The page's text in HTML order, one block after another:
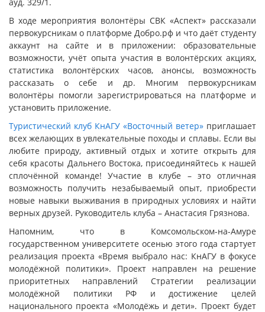
В ходе мероприятия волонтёры СВК «Аспект» рассказали
первокурсникам о платформе Добро.рф и что даёт студенту
аккаунт на сайте и в приложении: образовательные
возможности, учёт опыта участия в волонтёрских акциях,
статистика волонтёрских часов, анонсы, возможность
рассказать о себе и др. Многим первокурсникам
волонтёры помогли зарегистрироваться на платформе и
установить приложение.
Туристический клуб КнАГУ «Восточный ветер» приглашает
всех желающих в увлекательные походы и сплавы. Если вы
любите природу, активный отдых и хотите открыть для
себя красоты Дальнего Востока, присоединяйтесь к нашей
сплочённой команде! Участие в клубе – это отличная
возможность получить незабываемый опыт, приобрести
новые навыки выживания в природных условиях и найти
верных друзей. Руководитель клуба – Анастасия Грязнова.
Напомним, что в Комсомольском-на-Амуре
государственном университете осенью этого года стартует
реализация проекта «Время выбрало нас: КнАГУ в фокусе
молодёжной политики». Проект направлен на решение
приоритетных направлений Стратегии реализации
молодёжной политики РФ и достижение целей
национального проекта «Молодёжь и дети». Проект будет